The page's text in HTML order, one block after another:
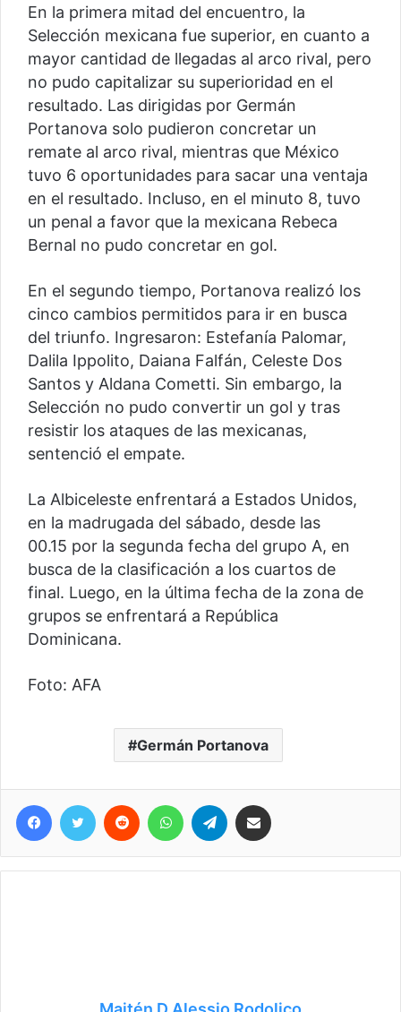
En la primera mitad del encuentro, la
Selección mexicana fue superior, en cuanto a
mayor cantidad de llegadas al arco rival, pero
no pudo capitalizar su superioridad en el
resultado. Las dirigidas por Germán
Portanova solo pudieron concretar un
remate al arco rival, mientras que México
tuvo 6 oportunidades para sacar una ventaja
en el resultado. Incluso, en el minuto 8, tuvo
un penal a favor que la mexicana Rebeca
Bernal no pudo concretar en gol.
En el segundo tiempo, Portanova realizó los
cinco cambios permitidos para ir en busca
del triunfo. Ingresaron: Estefanía Palomar,
Dalila Ippolito, Daiana Falfán, Celeste Dos
Santos y Aldana Cometti. Sin embargo, la
Selección no pudo convertir un gol y tras
resistir los ataques de las mexicanas,
sentenció el empate.
La Albiceleste enfrentará a Estados Unidos,
en la madrugada del sábado, desde las
00.15 por la segunda fecha del grupo A, en
busca de la clasificación a los cuartos de
final. Luego, en la última fecha de la zona de
grupos se enfrentará a República
Dominicana.
Foto: AFA
Germán Portanova
Facebook
Twitter Reddit WhatsAppTelegram